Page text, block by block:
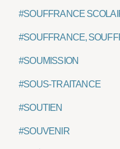
#SOUFFRANCE
#SOUFFRANCE,
#SOUMISSION
#SOUS-TRAITANCE
#SOUTIEN
#SOUVENIR